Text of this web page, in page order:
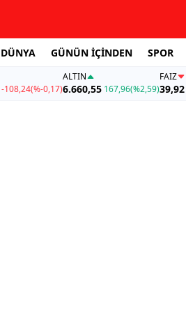
DÜNYA GÜNÜN İÇİNDEN SPOR
-108,24(%-0,17)
ALTIN
6.660,55 167,96(%2,59)
FAİZ
39,92